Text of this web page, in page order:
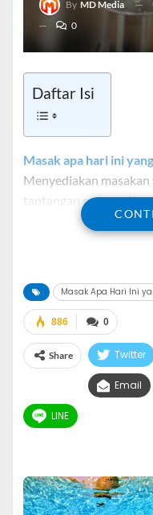
By MD Media
0
Daftar Isi
Masak apa hari ini
Menyediakan
tantangan seorang ibu
seperti ini terlihat
pusing kepala jika
Tak hanya lezat tentu
harus mengandung gizi
terpenuhi di setiap
lezat yang
yang mudah, oleh
yang banyak agar
dapur.
Masak
Masak Apa Hari Ini
0
886
Share Twitter
Email
LINE